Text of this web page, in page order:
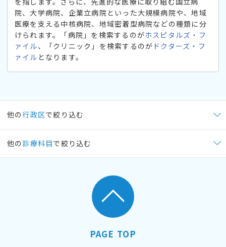
院、大学病院、企業立病院といった大規模病院や、地域
医療を支える中核病院、地域密着型病院などの種類に分
けられます。「病院」を検索するのがホスピタルズ・フ
ァイル、「クリニック」を検索するのが ドクターズ・フ
ァイル となります。
他の行政区で絞り込む
他の 診療科目で絞り込む
PAGE TOP